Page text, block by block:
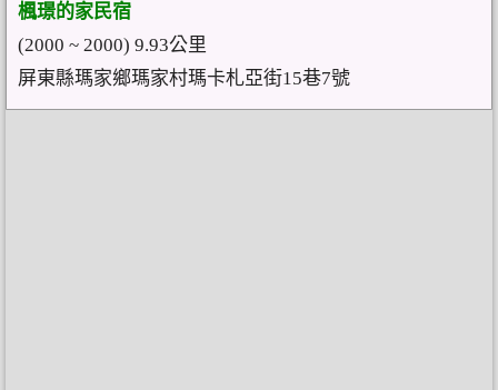
楓璟的家民宿
(2000 ~ 2000) 9.93公里
屏東縣瑪家鄉瑪家村瑪卡札亞街15巷7號